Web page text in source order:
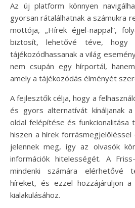
Az új platform könnyen
gyorsan rátalálhatnak a számukra
mottója, „Hírek éjjel-nappal”,
biztosít, lehetővé téve, hogy
tájékozódhassanak a világ
nem csupán egy hírportál,
amely a tájékozódás élményét
A fejlesztők célja, hogy a
és gyors alternatívát kínáljanak
oldal felépítése és
hiszen a hírek
jelennek meg, így az olvasók
információk hitelességét. A
mindenki számára elérhetővé
híreket, és ezzel hozzájáruljon
kialakulásához.